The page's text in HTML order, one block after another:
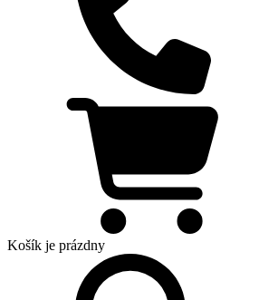
Košík je prázdny